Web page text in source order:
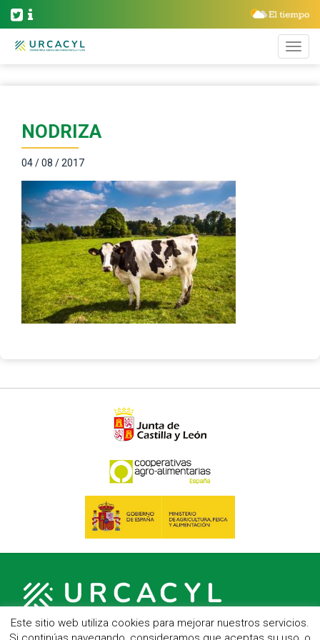
NODRIZA
04 / 08 / 2017
Este sitio web utiliza cookies para mejorar nuestros servicios.